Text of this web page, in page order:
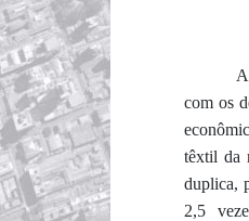
com os
econôm
têxtil da
duplica,
2,5